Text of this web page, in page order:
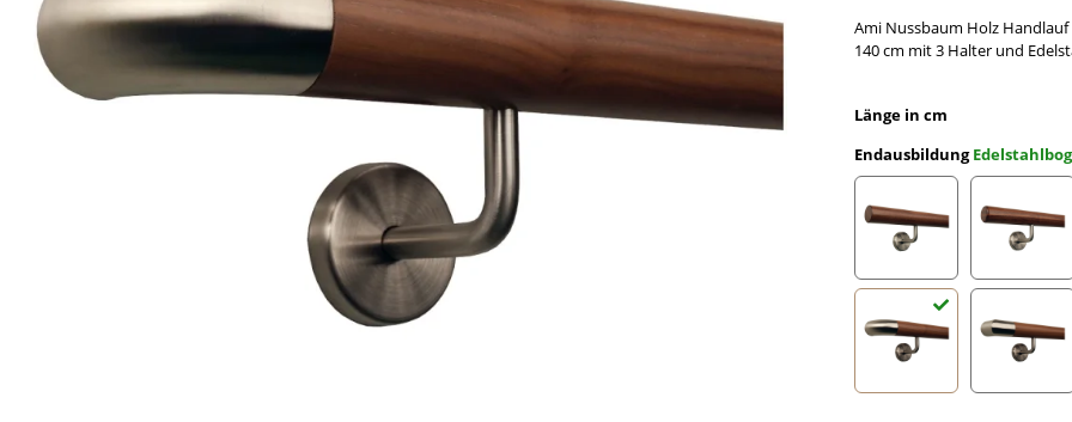
Ami Nussbaum Holz
140 cm mit 3 Halter und
Länge in cm
Endausbildung
gefast